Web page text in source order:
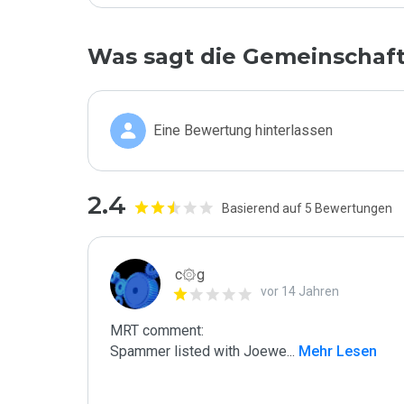
Was sagt die
Eine Bewertung hinterlassen
2.4 Basierend auf 5 Bewertungen
c۞g
vor 14 Jahren
MRT comment:
Spammer listed with Joewe... Mehr Lesen